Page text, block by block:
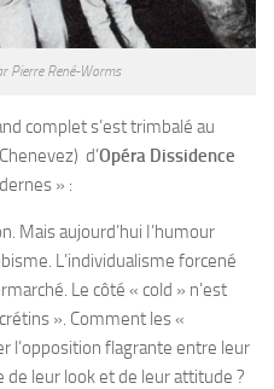
Pierre René-Worms
complet s’est trimbalé au
d’Opéra Dissidence
» :
Mais aujourd’hui I’humour
L’individualisme forcené
Le côté « cold » n’est
». Comment les «
l’opposition flagrante entre leur
leur look et de leur attitude ?